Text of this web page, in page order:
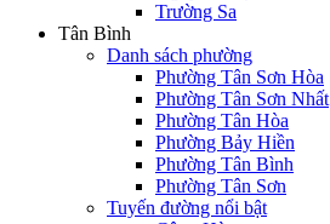
Trường Sa
Tân Bình
Danh sách phường
Phường Tân Sơn Hòa
Phường Tân Sơn Nhất
Phường Tân Hòa
Phường Bảy Hiền
Phường Tân Bình
Phường Tân Sơn
Tuyến đường nổi bật